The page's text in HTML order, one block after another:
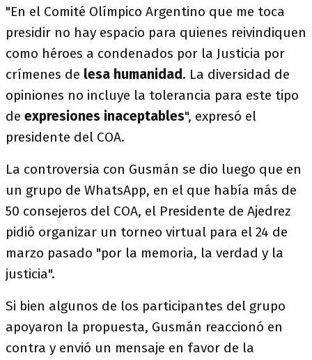
"En el Comité Olímpico Argentino que me toca
presidir no hay espacio para quienes reivindiquen
como héroes a condenados por la Justicia por
crímenes de lesa humanidad. La diversidad de
opiniones no incluye la tolerancia para este tipo
de expresiones inaceptables", expresó el
presidente del COA.
La controversia con Gusmán se dio luego que en
un grupo de WhatsApp, en el que había más de
50 consejeros del COA, el Presidente de Ajedrez
pidió organizar un torneo virtual para el 24 de
marzo pasado "por la memoria, la verdad y la
justicia".
Si bien algunos de los participantes del grupo
apoyaron la propuesta, Gusmán reaccionó en
contra y envió un mensaje en favor de la